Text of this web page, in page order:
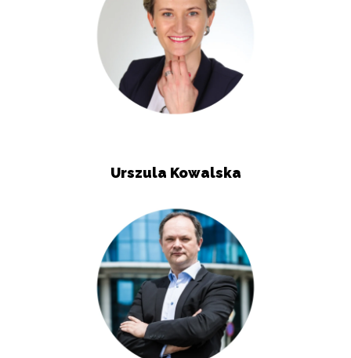
Urszula Kowalska